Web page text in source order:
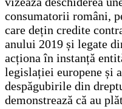
consumatorii români,
care dețin credite
anului 2019 și legate
acționa în instanță
legislației europene și
despăgubirile din
demonstrează că au